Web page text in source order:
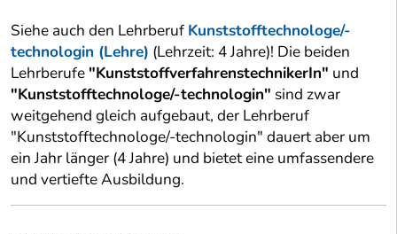
Siehe auch den Lehrberuf Kunststofftechnologe/-
technologin (Lehre) (Lehrzeit: 4 Jahre)! Die beiden
Lehrberufe "KunststoffverfahrenstechnikerIn" und
"Kunststofftechnologe/-technologin" sind zwar
weitgehend gleich aufgebaut, der Lehrberuf
"Kunststofftechnologe/-technologin" dauert aber um
ein Jahr länger (4 Jahre) und bietet eine umfassendere
und vertiefte Ausbildung.